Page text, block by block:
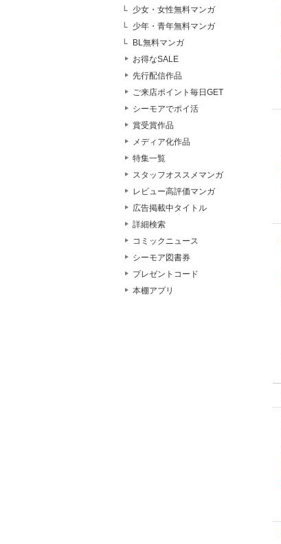
少女・女性無料マンガ
少年・青年無料マンガ
BL無料マンガ
お得なSALE
先行配信作品
ご来店ポイント毎日GET
シーモアでポイ活
賞受賞作品
メディア化作品
特集一覧
スタッフオススメマンガ
レビュー高評価マンガ
広告掲載中タイトル
詳細検索
コミックニュース
シーモア図書券
プレゼントコード
本棚アプリ